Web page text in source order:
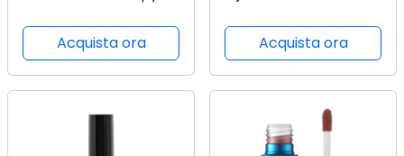
Acquista ora
Acquista ora